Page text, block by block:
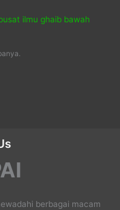
ilmu ghaib bawah
berbagai macam